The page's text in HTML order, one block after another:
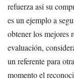
refuerza así su
es un ejemplo a
obtener los mejores
evaluación,
un referente para
momento el